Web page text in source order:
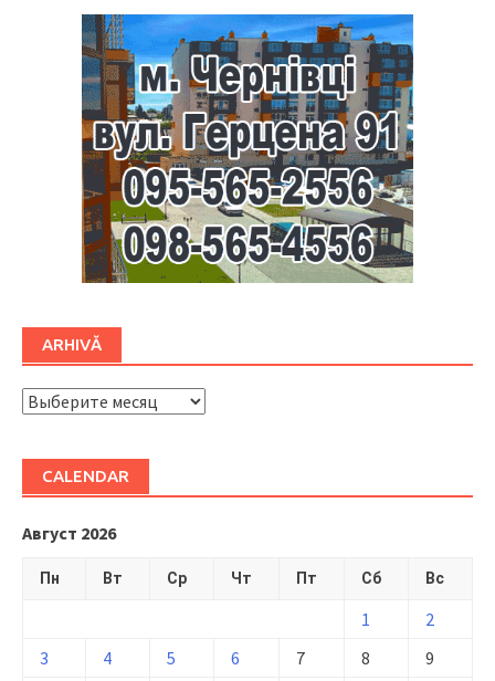
ARHIVĂ
ARHIVĂ
CALENDAR
Август 2026
Пн Вт Ср Чт Пт Сб Вс
1
2
3
4 5 6 7 8
9